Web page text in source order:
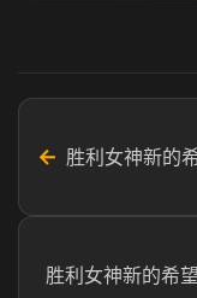
← 胜利女神新的
胜利女神新的希